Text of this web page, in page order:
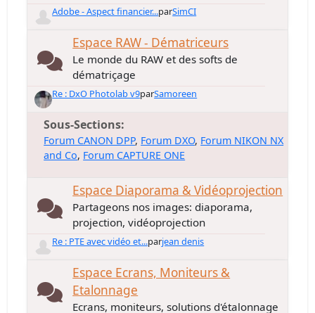
Adobe - Aspect financier...parSimCI
Espace RAW - Dématriceurs
Le monde du RAW et des softs de
dématriçage
Re : DxO Photolab v9parSamoreen
Sous-Sections
Forum CANON DPP Forum DXO Forum NIKON NX
and Co Forum CAPTURE ONE
Espace Diaporama & Vidéoprojection
Partageons nos images: diaporama,
projection, vidéoprojection
Re : PTE avec vidéo et...parjean denis
Espace Ecrans, Moniteurs &
Etalonnage
Ecrans, moniteurs, solutions d'étalonnage